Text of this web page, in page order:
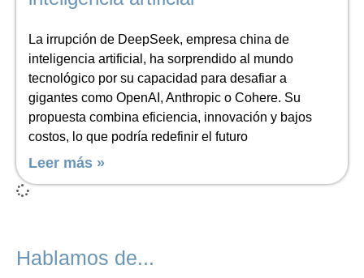
La irrupción de DeepSeek, empresa china de
inteligencia artificial, ha sorprendido al mundo
tecnológico por su capacidad para desafiar a
gigantes como OpenAI, Anthropic o Cohere. Su
propuesta combina eficiencia, innovación y bajos
costos, lo que podría redefinir el futuro
Leer más »
Hablamos de...